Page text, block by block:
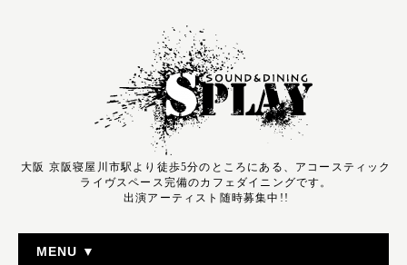
大阪 京阪寝屋川市駅より徒歩5分のところにある、アコースティック
ライヴスペース完備のカフェダイニングです。
出演アーティスト随時募集中!!
MENU ▼